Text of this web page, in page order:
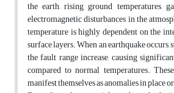
the earth, rising ground temperatures,
electromagnetic disturbances in the
temperature is highly dependent on the
surface layers. When an earthquake occurs,
the fault range increase, causing
compared to normal temperatures.
manifest themselves as anomalies in place